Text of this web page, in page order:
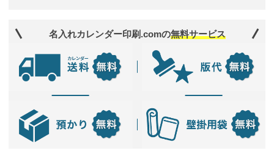
名入れカレンダー印刷.comの無料サービス